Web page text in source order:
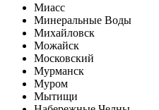
Миасс
Минеральные Воды
Михайловск
Можайск
Московский
Мурманск
Муром
Мытищи